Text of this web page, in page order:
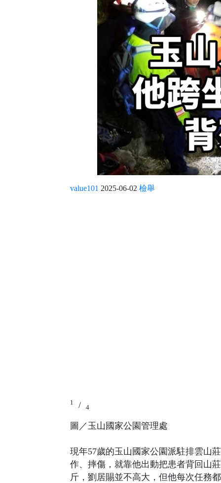
value101 2025-06-02 檢舉
1 / 4
圖／玉山國家公園管理處
現年57歲的玉山國家公園派駐排雲山
作、摔傷，就靠他出動把患者背回山
斤，劉居賜並不高大，但他每次任務